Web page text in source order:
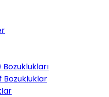
Bozukluklar